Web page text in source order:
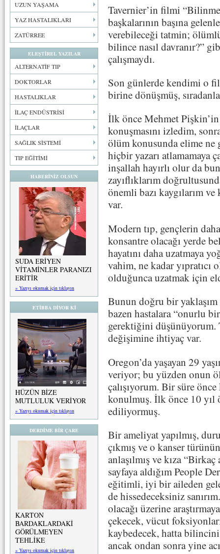
UZUN YAŞAMA
YAZ HASTALIKLARI
ZATÜRREE
ELEŞTİREL YAZILAR
ALTERNATİF TIP
DOKTORLAR
HASTALIKLAR
İLAÇ ENDÜSTRİSİ
İLAÇLAR
SAĞLIK SİSTEMİ
TIP EĞİTİMİ
HABERİNİZ OLSUN
SUDA ERİYEN
VİTAMİNLER PARANIZI
ERİTİR
» Yazıyı okumak için tıklayın
ETİBBA DİYOR Kİ
HÜZÜN BİZE
MUTLULUK VERİYOR
» Yazıyı okumak için tıklayın
DERDİME BİR ÇARE
KARTON
BARDAKLARDAKİ
GÖRÜLMEYEN
TEHLİKE
» Yazıyı okumak için tıklayın
Tavernier’in filmi
başkalarının başına
verebileceği tatmin;
bilince nasıl davranır?”
çalışmaydı.
Son günlerde kendimi o
birine dönüşmüş,
İlk önce Mehmet
konuşmasını izledim,
ölüm konusunda elime ne
hiçbir yazarı atlamamaya
inşallah hayırlı olur da
zayıflıklarım
önemli bazı kaygılarım
var.
Modern tıp, gençlerin
konsantre olacağı yerde
hayatını daha uzatmaya
vahim, ne kadar yıpratıcı
olduğunca uzatmak için
Bunun doğru bir
bazen hastalara “onurlu
gerektiğini düşünüyorum.
değişimine ihtiyaç var.
Oregon’da yaşayan 29
veriyor; bu yüzden onun
çalışıyorum. Bir süre
konulmuş. İlk önce 10 yıl
ediliyormuş.
Bir ameliyat yapılmış,
çıkmış ve o kanser
anlaşılmış ve kıza
sayfaya aldığım People
eğitimli, iyi bir aileden
de hissedeceksiniz
olacağı üzerine
çekecek, vücut
kaybedecek, hatta
ancak ondan sonra yine